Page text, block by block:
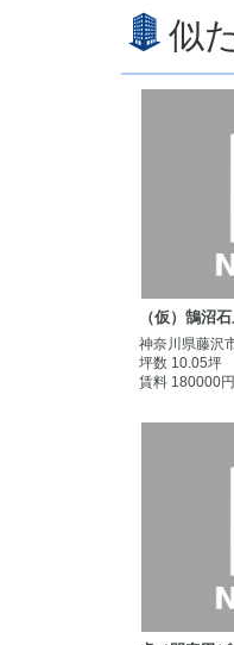
似
（仮）鵠沼
神奈川県藤沢
坪数 10.05坪
賃料 180000円